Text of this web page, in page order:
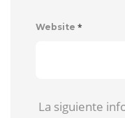
Website *
La siguiente